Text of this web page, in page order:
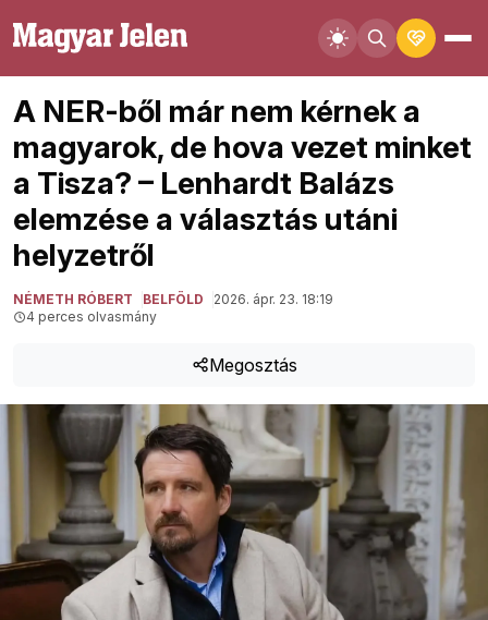
A NER-ből már nem kérnek a
magyarok, de hova vezet minket
a Tisza? – Lenhardt Balázs
elemzése a választás utáni
helyzetről
NÉMETH RÓBERT BELFÖLD
2026. ápr. 23. 18:19
4 perces olvasmány
Megosztás